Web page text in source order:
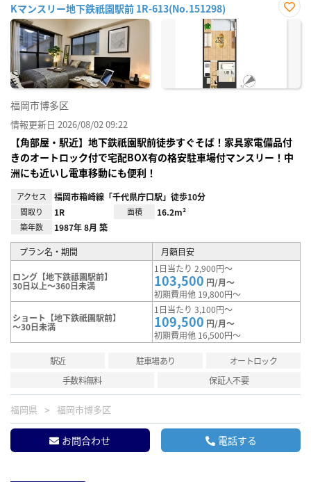
Kマンスリー地下鉄祇園駅前 1R-613(No.151298)
お気
福岡市博多区
情報更新日 2026/08/02 09:22
【角部屋・駅近】地下鉄祇園駅前徒歩すぐそば！家具家電備品付
きのオートロック付で宅配BOX有の格安駐車場付マンスリー！中
洲にも近いし電車移動にも便利！
アクセス 福岡市箱崎線「千代県庁口駅」徒歩10分
間取り 1R 面積 16.2m²
築年数 1987年 8月 築
プラン名・期間 月額目安
ロング【地下鉄祗園駅前】
30日以上～360日未満
1日当たり 2,900円～
103,500 円/月～
初期費用他 19,800円～
ショート【地下鉄祇園駅前】
～30日未満
1日当たり 3,100円～
109,500 円/月～
初期費用他 16,500円～
駅近 駐車場あり
オートロック
手数料無料
保証人不要
福岡県 福岡市博多区
お問合わせ 電話する